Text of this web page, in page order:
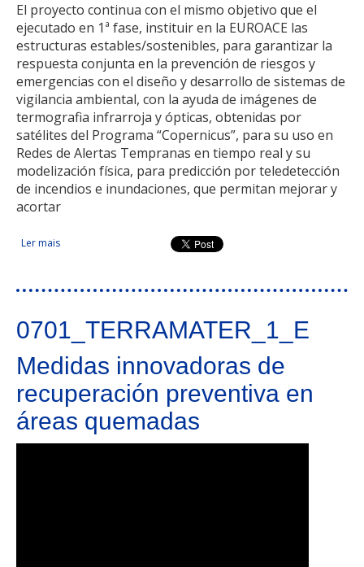
El proyecto continua con el mismo objetivo que el
ejecutado en 1ª fase, instituir en la EUROACE las
estructuras estables/sostenibles, para garantizar la
respuesta conjunta en la prevención de riesgos y
emergencias con el diseño y desarrollo de sistemas de
vigilancia ambiental, con la ayuda de imágenes de
termografia infrarroja y ópticas, obtenidas por
satélites del Programa “Copernicus”, para su uso en
Redes de Alertas Tempranas en tiempo real y su
modelización física, para predicción por teledetección
de incendios e inundaciones, que permitan mejorar y
acortar
Ler mais acerca de Redes tempranas en sistemas de vigilancia
ambiental para apoyo a protección civil 2ª fase
0701_TERRAMATER_1_E
Medidas innovadoras de
recuperación preventiva en
áreas quemadas